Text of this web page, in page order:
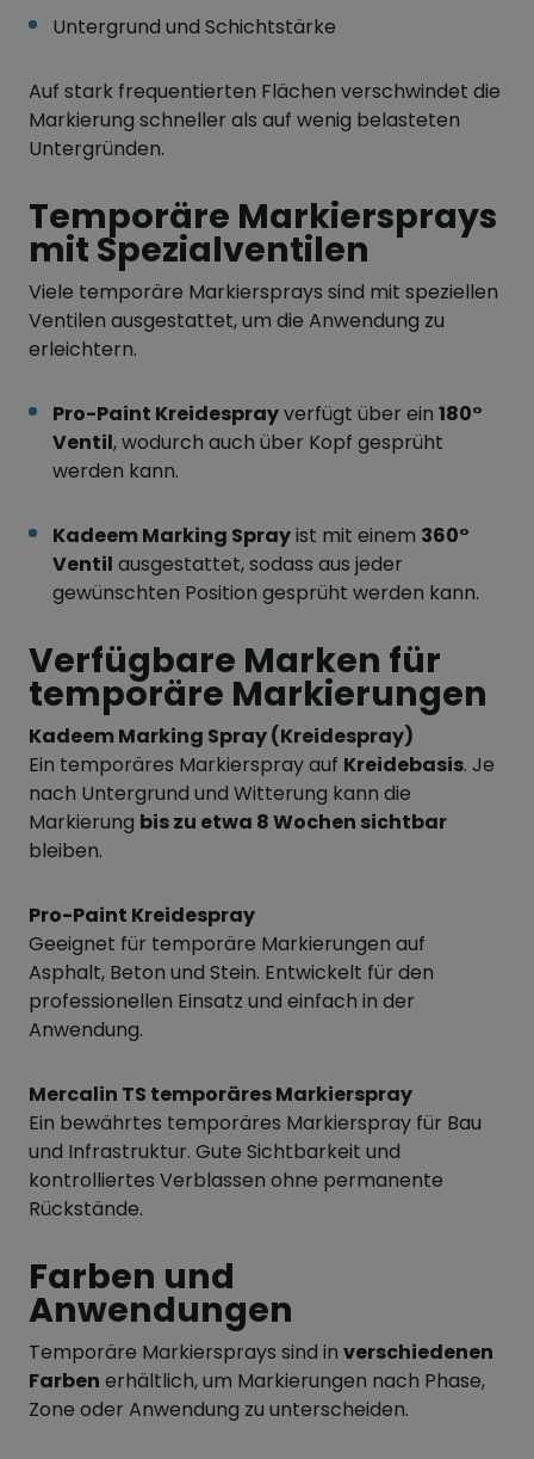
Untergrund und Schichtstärke
Auf stark frequentierten Flächen verschwindet die
Markierung schneller als auf wenig belasteten
Untergründen.
Temporäre Markiersprays
mit Spezialventilen
Viele temporäre Markiersprays sind mit speziellen
Ventilen ausgestattet, um die Anwendung zu
erleichtern.
Pro-Paint Kreidesprayverfügt über ein 180°
Ventil, wodurch auch über Kopf gesprüht
werden kann.
Kadeem Marking Sprayist mit einem 360°
Ventil ausgestattet, sodass aus jeder
gewünschten Position gesprüht werden kann.
Verfügbare Marken für
temporäre Markierungen
Kadeem Marking Spray (Kreidespray)
Ein temporäres Markierspray auf Kreidebasis. Je
nach Untergrund und Witterung kann die
Markierung bis zu etwa 8 Wochen sichtbar
bleiben.
Pro-Paint Kreidespray
Geeignet für temporäre Markierungen auf
Asphalt, Beton und Stein. Entwickelt für den
professionellen Einsatz und einfach in der
Anwendung.
Mercalin TS temporäres Markierspray
Ein bewährtes temporäres Markierspray für Bau
und Infrastruktur. Gute Sichtbarkeit und
kontrolliertes Verblassen ohne permanente
Rückstände.
Farben und
Anwendungen
Temporäre Markiersprays sind in verschiedenen
Farben erhältlich, um Markierungen nach Phase,
Zone oder Anwendung zu unterscheiden.